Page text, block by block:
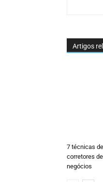
Artigos
7 técnicas
corretores
negócios